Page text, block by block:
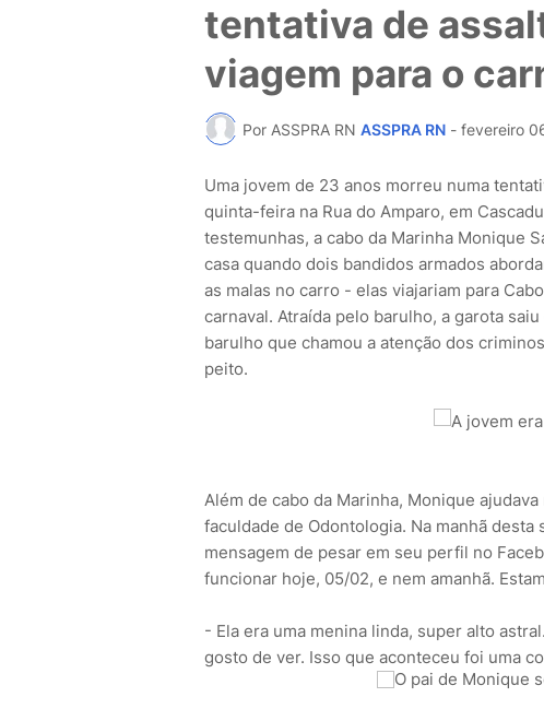
tentativa de
viagem para o
Por ASSPRA RN ASSPRA RN - fevereiro
Uma jovem de 23 anos morreu numa
quinta-feira na Rua do Amparo, em
testemunhas, a cabo da Marinha Monique
casa quando dois bandidos armados
as malas no carro - elas viajariam para
carnaval. Atraída pelo barulho, a garota
barulho que chamou a atenção dos
peito.
Além de cabo da Marinha, Monique
faculdade de Odontologia. Na manhã
mensagem de pesar em seu perfil no
funcionar hoje, 05/02, e nem amanhã.
- Ela era uma menina linda, super alto
gosto de ver. Isso que aconteceu foi uma